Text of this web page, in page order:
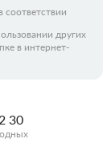
других
в интернет-
30